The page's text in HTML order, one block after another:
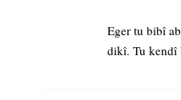
Eger tu bibî
dikî. Tu kendî